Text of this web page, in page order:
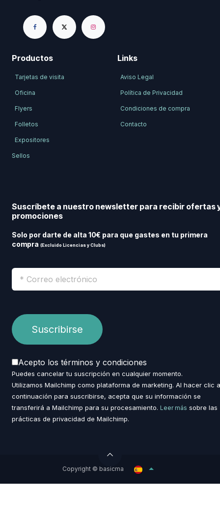
Productos
Tarjetas de visita
Oficina
Flyers
Folletos
Expositores
Sellos
Links
Aviso Legal
Política de Privacidad
Condiciones de compra
Contacto
Suscríbete a nuestro newsletter para recibir ofertas
promociones
Solo por darte de alta 10€ para que gastes en tu primera
compra (Excluido Licencias y Clubs)
Acepto los términos y condiciones
Puedes cancelar tu suscripción en cualquier momento.
Utilizamos Mailchimp como plataforma de marketing. Al hacer clic a
continuación para suscribirse, acepta que su información se
transferirá a Mailchimp para su procesamiento. Leer más sobre las
prácticas de privacidad de Mailchimp.
Copyright © basicma